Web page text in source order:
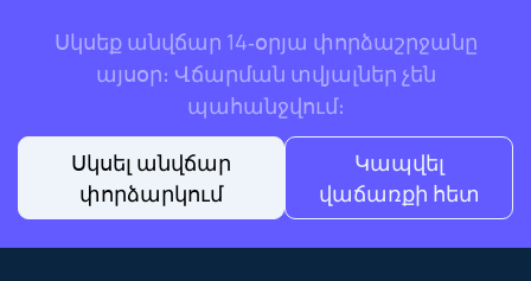
Սկսեք անվճար 14‑օրյա փորձաշրջանը
այսօր։ Վճարման տվյալներ չեն
պահանջվում։
Սկսել անվճար
փորձարկում
Կապվել
վաճառքի հետ